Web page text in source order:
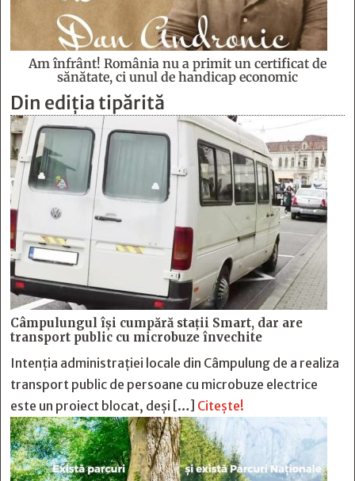
Am înfrânt! România nu a primit un certificat de
sănătate, ci unul de handicap economic
Din ediția tipărită
Câmpulungul îşi cumpără staţii Smart, dar are
transport public cu microbuze învechite
Intenția administrației locale din Câmpulung de a realiza
transport public de persoane cu microbuze electrice
este un proiect blocat, deși […] Citește!